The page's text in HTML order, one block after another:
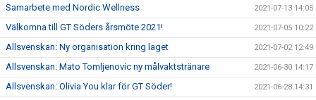
Samarbete med Nordic Wellness 2021-07-13 14:05
Välkomna till GT Söders årsmöte 2021! 2021-07-05 10:22
Allsvenskan: Ny organisation kring laget 2021-07-02 12:49
Allsvenskan: Mato Tomljenovic ny målvaktstränare 2021-06-30 14:17
Allsvenskan: Olivia You klar för GT Söder! 2021-06-28 14:31